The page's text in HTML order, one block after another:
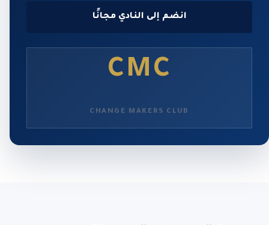
انضم إلى النادي مجانًا
CMC
CHANGE MAKERS CLUB